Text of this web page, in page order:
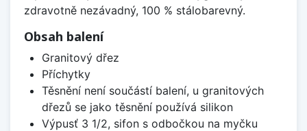
zdravotně nezávadný, 100 % stálobarevný.
Obsah balení
Granitový dřez
Příchytky
Těsnění není součástí balení, u granitových
dřezů se jako těsnění používá silikon
Výpusť 3 1/2, sifon s odbočkou na myčku